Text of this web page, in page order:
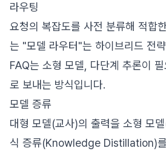
라우팅
요청의 복잡도를 사전 분류해 적합
는 "모델 라우터"는 하이브리드 전
FAQ는 소형 모델, 다단계 추론이
로 보내는 방식입니다.
모델 증류
대형 모델(교사)의 출력을 소형 모
식 증류(Knowledge Distillation)를